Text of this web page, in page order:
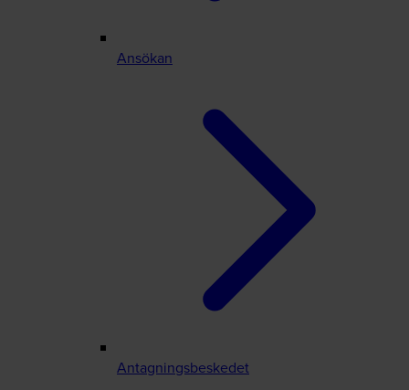
Ansökan
Antagningsbeskedet